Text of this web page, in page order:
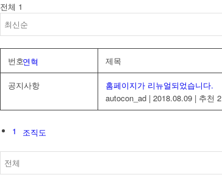
연혁
조직도
전체 1
번호 제목
공지사항
홈페이지가 리뉴얼되었습니다.
autocon_ad | 2018.08.09 | 추천 2
1